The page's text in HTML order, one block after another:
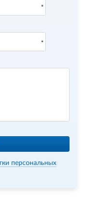
персональных